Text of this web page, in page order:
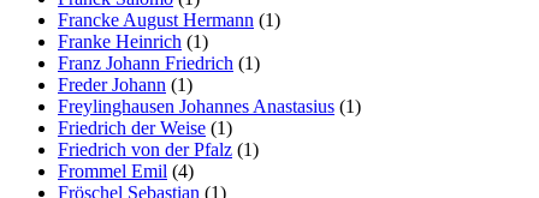
Francke August Hermann (1)
Franke Heinrich (1)
Franz Johann Friedrich (1)
Freder Johann (1)
Freylinghausen Johannes Anastasius (1)
Friedrich der Weise (1)
Friedrich von der Pfalz (1)
Frommel Emil (4)
Fröschel Sebastian (1)